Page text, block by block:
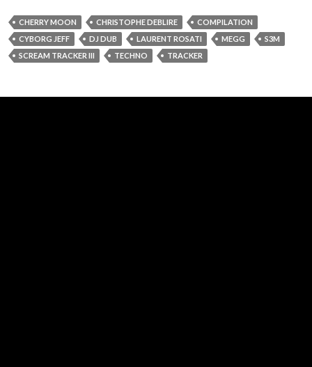
CHERRY MOON CHRISTOPHE DEBLIRE
COMPILATION
CYBORG JEFF
DJ DUB LAURENT ROSATI MEGG
S3M
SCREAM TRACKER III
TECHNO TRACKER